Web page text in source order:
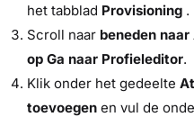
het tabblad Provisioning .
Scroll naar beneden
op Ga naar Profieleditor.
Klik onder het gedeelte
toevoegen en vul de